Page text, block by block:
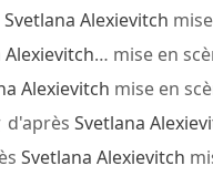
Svetlana Alexievitch
Alexievitch… mise en
Alexievitch mise en
d'après Svetlana
Svetlana Alexievitch